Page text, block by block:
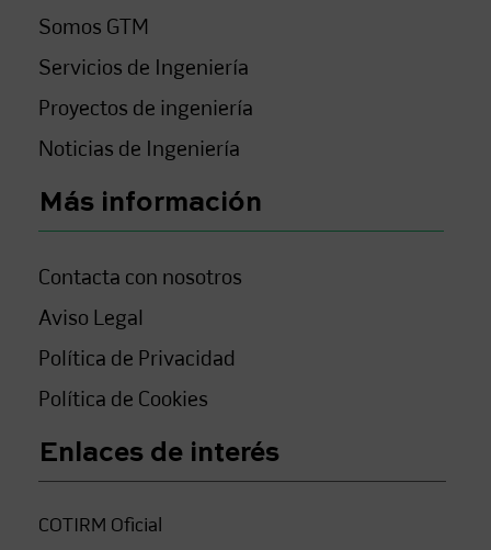
Somos GTM
Servicios de Ingeniería
Proyectos de ingeniería
Noticias de Ingeniería
Más información
Contacta con nosotros
Aviso Legal
Política de Privacidad
Política de Cookies
Enlaces de interés
COTIRM Oficial